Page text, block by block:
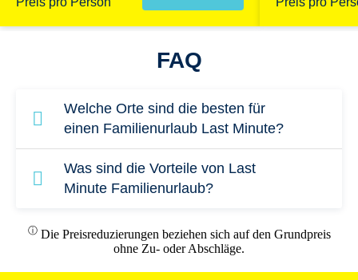
FAQ
Welche Orte sind die besten für
einen Familienurlaub Last Minute?
Die TUI MAGIC LIFE Clubs in
Mittelmeerländern wie Spanien,
sichere und familiengerechte Reiseziele.
Was sind die Vorteile von Last
Minute Familienurlaub?
In einem Last Minute Familienurlaub kommen
alle auf ihre Kosten: Kinder treffen
Gleichaltrige und profitieren von einem
ⓘDie Preisreduzierungen beziehen sich auf den Grundpreis
ohne Zu- oder Abschläge.